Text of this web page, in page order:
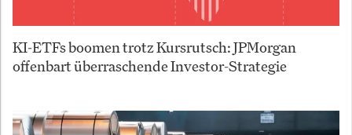
KI-ETFs boomen trotz Kursrutsch: JPMorgan
offenbart überraschende Investor-Strategie